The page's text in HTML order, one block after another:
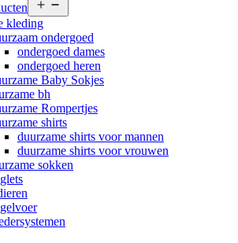
menu
kleding
ondergoed
ondergoed dames
ondergoed heren
Baby Sokjes
bh
Rompertjes
shirts
duurzame shirts voor mannen
duurzame shirts voor vrouwen
sokken